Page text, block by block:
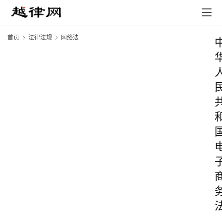
首页 法律法规 网络法